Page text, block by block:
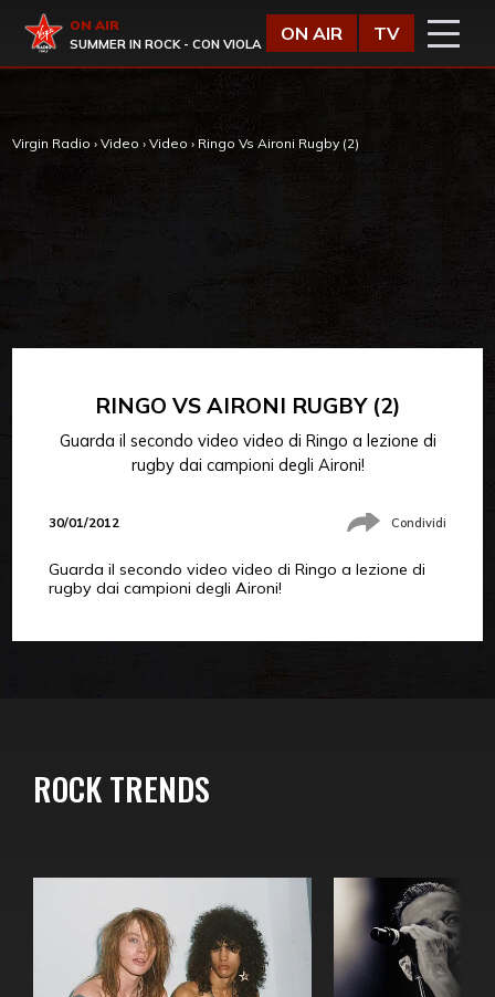
Virgin Radio
ON AIR
SUMMER IN ROCK - CON VIOLA
ON AIR TV
Virgin Radio › Video › Video › Ringo Vs Aironi Rugby (2)
RINGO VS AIRONI RUGBY (2)
Guarda il secondo video video di Ringo a lezione di
rugby dai campioni degli Aironi!
30/01/2012 Condividi
Guarda il secondo video video di Ringo a lezione di
rugby dai campioni degli Aironi!
ROCK TRENDS